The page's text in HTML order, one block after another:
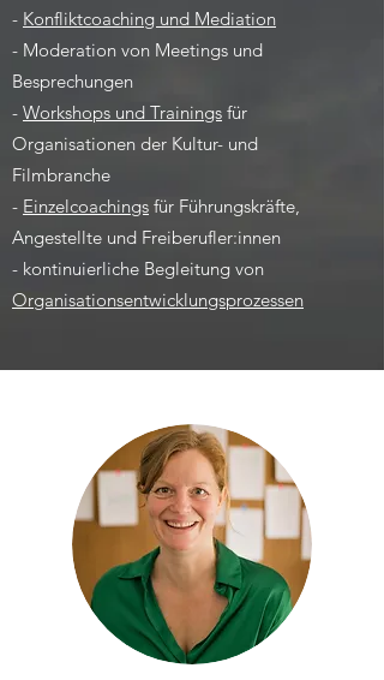
- Konfliktcoaching und Mediation
- Moderation von Meetings und
Besprechungen
- Workshops und Trainings für
Organisationen der Kultur- und
Filmbranche
- Einzelcoachings für Führungskräfte,
Angestellte und Freiberufler:innen
- kontinuierliche Begleitung von
Organisationsentwicklungsprozessen